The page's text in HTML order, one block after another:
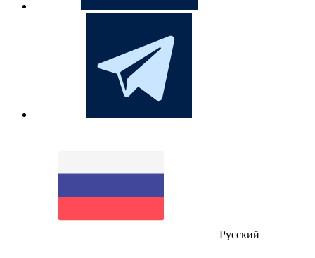
Русский